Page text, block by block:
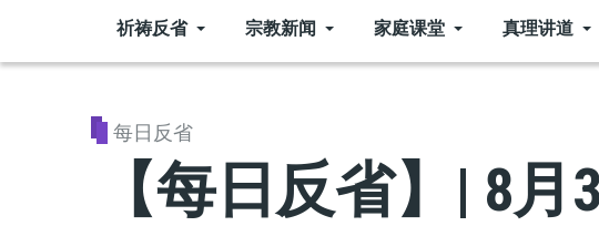
祈祷反省 宗教新闻 家庭课堂 真理讲道
每日反省
【每日反省】| 8